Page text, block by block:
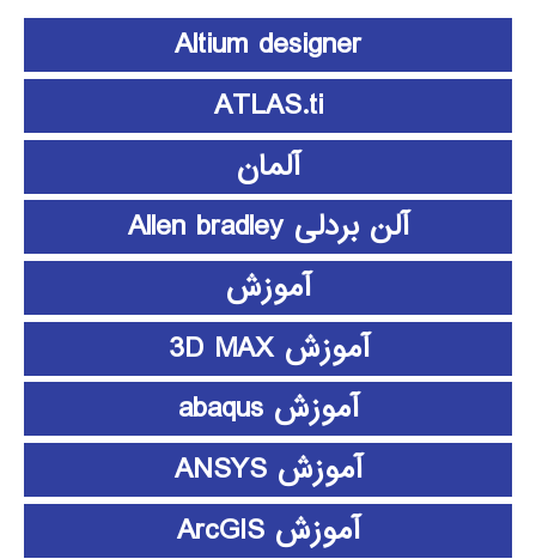
Altium designer
ATLAS.ti
آلمان
آلن بردلی Allen bradley
آموزش
آموزش 3D MAX
آموزش abaqus
آموزش ANSYS
آموزش ArcGIS